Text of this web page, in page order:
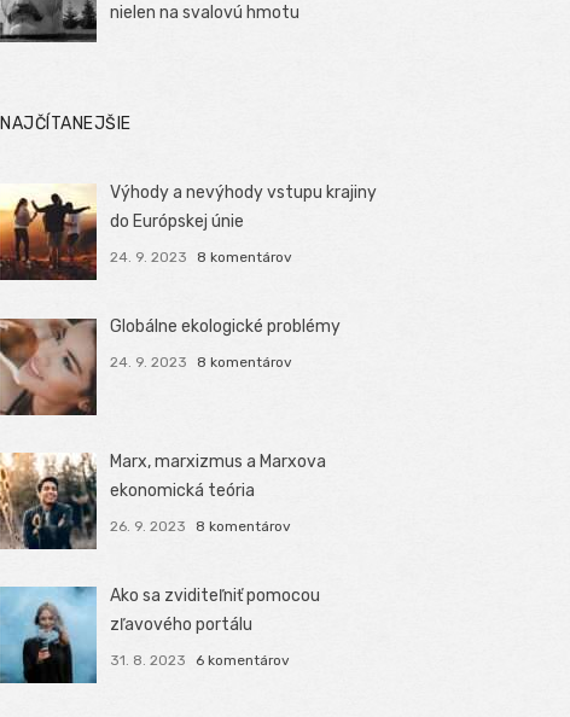
nielen na svalovú hmotu
NAJČÍTANEJŠIE
Výhody a nevýhody vstupu krajiny
do Európskej únie
24. 9. 2023 8 komentárov
Globálne ekologické problémy
24. 9. 2023 8 komentárov
Marx, marxizmus a Marxova
ekonomická teória
26. 9. 2023 8 komentárov
Ako sa zviditeľniť pomocou
zľavového portálu
31. 8. 2023 6 komentárov